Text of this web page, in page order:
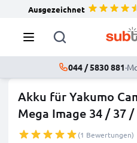
Ausgezeichnet
044 / 5830 881·
Akku für Yakumo
Mega Image 34 / 37
(1 Bewertungen)